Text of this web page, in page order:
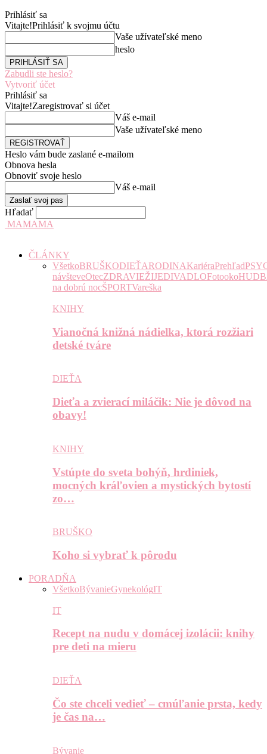
Prihlásiť sa
Vitajte!Prihlásiť k svojmu účtu
Vaše užívateľské meno
heslo
Zabudli ste heslo?
Vytvoriť účet
Prihlásiť sa
Vitajte!Zaregistrovať si účet
Váš e-mail
Vaše užívateľské meno
Heslo vám bude zaslané e-mailom
Obnova hesla
Obnoviť svoje heslo
Váš e-mail
Hľadať
MAMAMA
ČLÁNKY
VšetkoBRUŠKODIEŤARODINAKariéraPrehľad
návšteveOtecZDRAVIEŽIJEDIVADLOFotooko
na dobrú nocŠPORTVareška
KNIHY
Vianočná knižná nádielka, ktorá rozžiari
detské tváre
DIEŤA
Dieťa a zvierací miláčik: Nie je dôvod na
obavy!
KNIHY
Vstúpte do sveta bohýň, hrdiniek,
mocných kráľovien a mystických bytostí
zo…
BRUŠKO
Koho si vybrať k pôrodu
PORADŇA
VšetkoBývanieGynekológIT
IT
Recept na nudu v domácej izolácii: knihy
pre deti na mieru
DIEŤA
Čo ste chceli vedieť – cmúľanie prsta, kedy
je čas na…
Bývanie